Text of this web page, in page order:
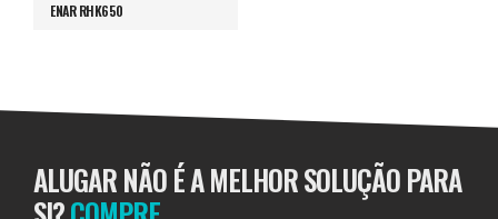
ENAR RHK650
ALUGAR NÃO É A MELHOR SOLUÇÃO PARA